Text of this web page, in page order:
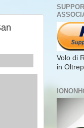
Volo di
in